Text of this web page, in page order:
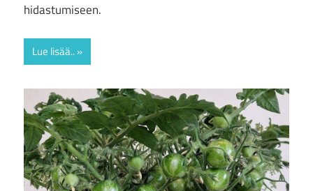
hidastumiseen.
Lue lisää..